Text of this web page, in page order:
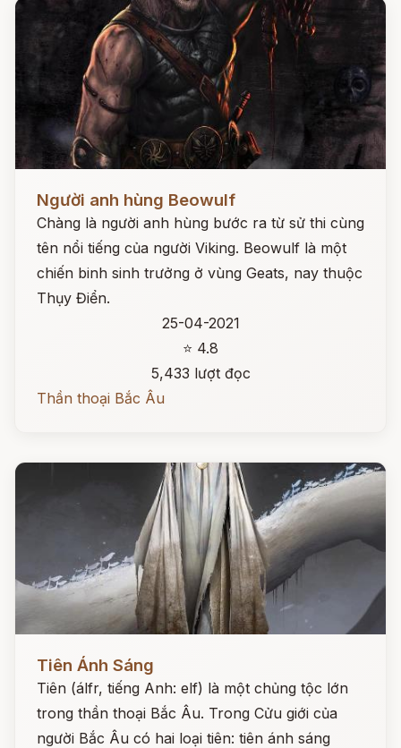
Người anh hùng Beowulf
Chàng là người anh hùng bước ra từ sử thi cùng
tên nổi tiếng của người Viking. Beowulf là một
chiến binh sinh trưởng ở vùng Geats, nay thuộc
Thụy Điển.
25-04-2021
⭐ 4.8
5,433 lượt đọc
Thần thoại Bắc Âu
Tiên Ánh Sáng
Tiên (álfr, tiếng Anh: elf) là một chủng tộc lớn
trong thần thoại Bắc Âu. Trong Cửu giới của
người Bắc Âu có hai loại tiên: tiên ánh sáng